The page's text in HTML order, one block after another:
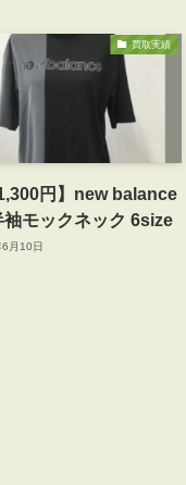
買取実績
1,300円】new balance
モックネック 6size
月10日